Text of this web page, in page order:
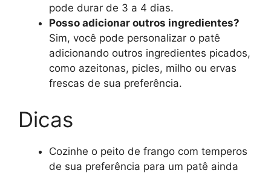
pode durar de 3 a 4 dias.
Posso adicionar outros ingredientes?
Sim, você pode personalizar o patê
adicionando outros ingredientes picados,
como azeitonas, picles, milho ou ervas
frescas de sua preferência.
Dicas
Cozinhe o peito de frango com temperos
de sua preferência para um patê ainda